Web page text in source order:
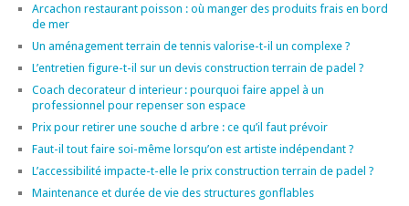
Arcachon restaurant poisson : où manger des produits frais en bord
de mer
Un aménagement terrain de tennis valorise-t-il un complexe ?
L’entretien figure-t-il sur un devis construction terrain de padel ?
Coach decorateur d interieur : pourquoi faire appel à un
professionnel pour repenser son espace
Prix pour retirer une souche d arbre : ce qu’il faut prévoir
Faut-il tout faire soi-même lorsqu’on est artiste indépendant ?
L’accessibilité impacte-t-elle le prix construction terrain de padel ?
Maintenance et durée de vie des structures gonflables